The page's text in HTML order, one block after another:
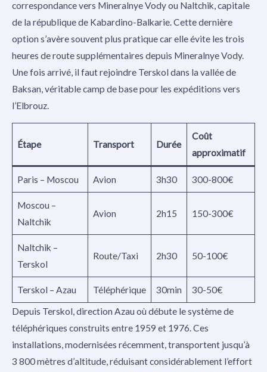
correspondance vers Mineralnye Vody ou Naltchik, capitale
de la république de Kabardino-Balkarie. Cette dernière
option s’avère souvent plus pratique car elle évite les trois
heures de route supplémentaires depuis Mineralnye Vody.
Une fois arrivé, il faut rejoindre Terskol dans la vallée de
Baksan, véritable camp de base pour les expéditions vers
l’Elbrouz.
Étape Transport Durée
Coût
approximatif
Paris – Moscou Avion 3h30 300-800€
Moscou –
Naltchik
Avion 2h15 150-300€
Naltchik –
Terskol
Route/Taxi 2h30 50-100€
Terskol – Azau Téléphérique 30min
30-50€
Depuis Terskol, direction Azau où débute le système de
téléphériques construits entre 1959 et 1976. Ces
installations, modernisées récemment, transportent jusqu’à
3 800 mètres d’altitude, réduisant considérablement l’effort